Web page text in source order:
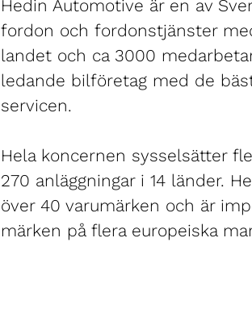
Hedin Automotive är en av
fordon och fordonstjänster
landet och ca 3000
ledande bilföretag med de
servicen.
Hela koncernen sysselsätter
270 anläggningar i 14 länder.
över 40 varumärken och är
märken på flera europeiska